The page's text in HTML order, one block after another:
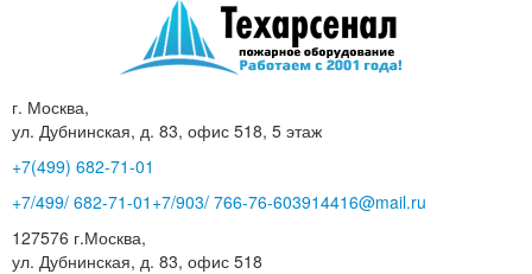
г. Москва,
ул. Дубнинская, д. 83, офис 518, 5 этаж
+7(499) 682-71-01
+7/499/ 682-71-01 +7/903/ 766-76-603914416@mail.ru
127576 г.Москва,
ул. Дубнинская, д. 83, офис 518